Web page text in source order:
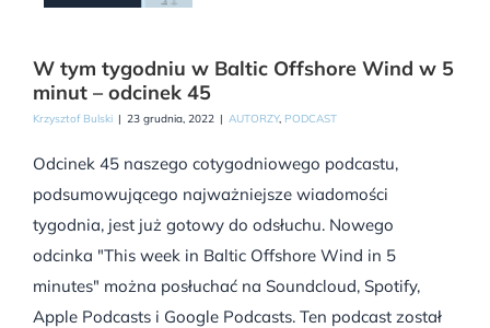
W tym tygodniu w Baltic Offshore Wind w 5
minut – odcinek 45
Krzysztof Bulski | 23 grudnia, 2022 | AUTORZY, PODCAST
Odcinek 45 naszego cotygodniowego podcastu,
podsumowującego najważniejsze wiadomości
tygodnia, jest już gotowy do odsłuchu. Nowego
odcinka "This week in Baltic Offshore Wind in 5
minutes" można posłuchać na Soundcloud, Spotify,
Apple Podcasts i Google Podcasts. Ten podcast został